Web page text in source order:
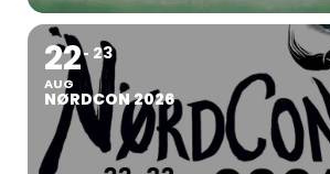
22
AUG
23
NØRDCON 2026